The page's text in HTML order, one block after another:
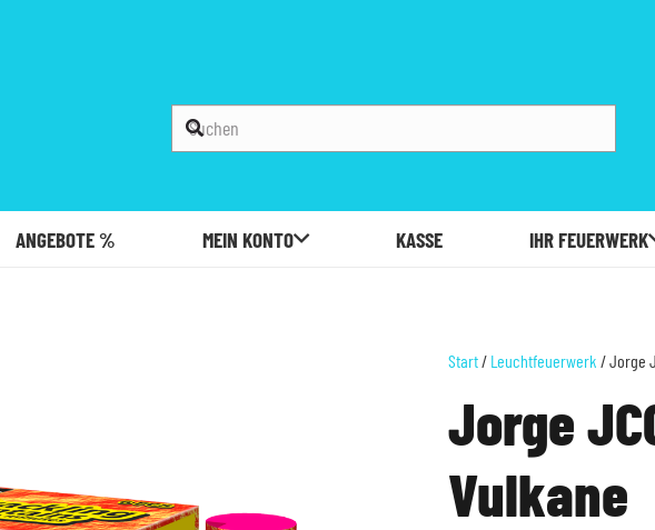
ANGEBOTE % MEIN KONTO KASSE IHR FEUERWERK
Start/ Leuchtfeuerwerk / Jorge
Jorge
Vulkane